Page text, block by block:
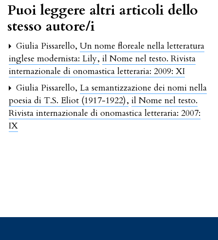
Puoi leggere altri articoli dello
stesso autore/i
Giulia Pissarello, Un nome floreale nella letteratura
inglese modernista: Lily, il Nome nel testo. Rivista
internazionale di onomastica letteraria: 2009: XI
Giulia Pissarello, La semantizzazione dei nomi nella
poesia di T.S. Eliot (1917-1922), il Nome nel testo.
Rivista internazionale di onomastica letteraria: 2007:
IX